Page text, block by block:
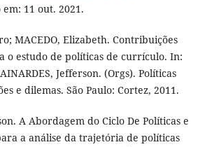
em: 11 out. 2021.
MACEDO, Elizabeth. Contribuições
o estudo de políticas de currículo. In:
Jefferson. (Orgs). Políticas
e dilemas. São Paulo: Cortez, 2011.
A Abordagem do Ciclo De Políticas e
a análise da trajetória de políticas